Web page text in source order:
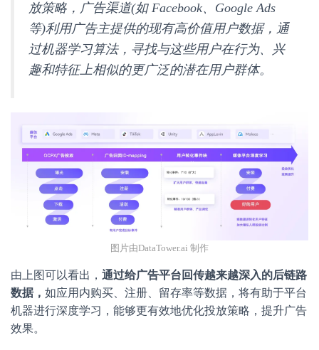
放策略，广告渠道(如 Facebook、Google Ads
等)利用广告主提供的现有高价值用户数据，通
过机器学习算法，寻找与这些用户在行为、兴
趣和特征上相似的更广泛的潜在用户群体。
图片由DataTower.ai 制作
由上图可以看出， 通过给广告平台回传越来越深入的后链路
数据， 如应用内购买、注册、留存率等数据，将有助于平台
机器进行深度学习，能够更有效地优化投放策略，提升广告
效果。